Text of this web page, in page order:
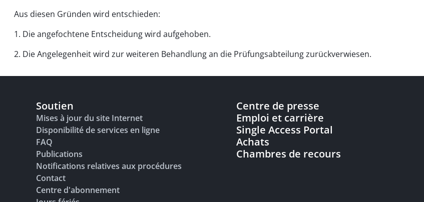
Aus diesen Gründen wird entschieden:
1. Die angefochtene Entscheidung wird aufgehoben.
2. Die Angelegenheit wird zur weiteren Behandlung an die Prüfungsabteilung zurückverwiesen.
Soutien
Mises à jour du site Internet
Disponibilité de services en ligne
FAQ
Publications
Notifications relatives aux procédures
Contact
Centre d'abonnement
Centre de presse
Emploi et carrière
Single Access Portal
Achats
Chambres de recours